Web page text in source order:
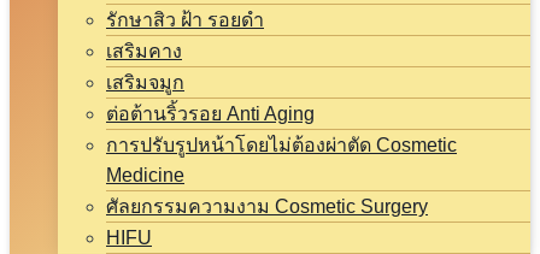
รักษาสิว ฝ้า รอยดำ
เสริมคาง
เสริมจมูก
ต่อต้านริ้วรอย Anti Aging
การปรับรูปหน้าโดยไม่ต้องผ่าตัด Cosmetic
Medicine
ศัลยกรรมความงาม Cosmetic Surgery
HIFU